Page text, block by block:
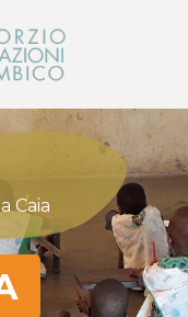
Caia